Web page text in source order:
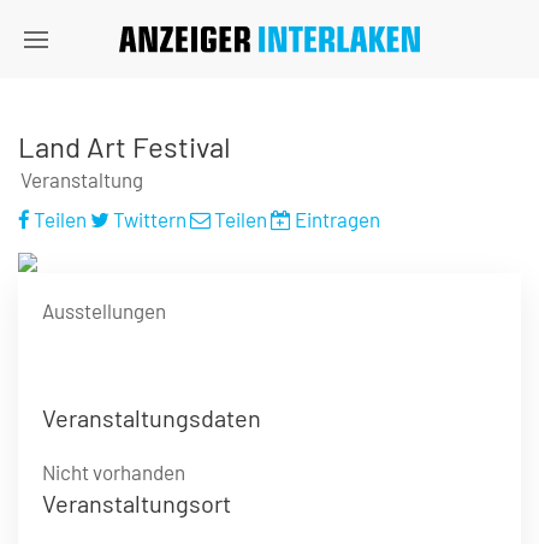
Land Art Festival
Veranstaltung
Teilen
Twittern Teilen Eintragen
Ausstellungen
Veranstaltungsdaten
Nicht vorhanden
Veranstaltungsort